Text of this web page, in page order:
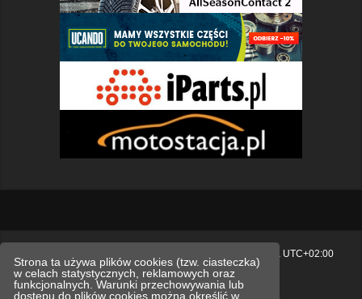
Strona ta używa plików cookies (tzw. ciasteczka)
w celach statystycznych, reklamowych oraz
funkcjonalnych. Warunki przechowywania lub
dostępu do plików cookies można określić w
UTC+02:00
Polityka prywatności.